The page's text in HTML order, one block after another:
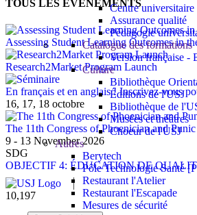
Centre universitaire
Assurance qualité
Pédagogie
Catalogue des formations
Version française -
Culture
Bibliothèque
Éditions de l'USJ
Bibliothèque de
Musées et théâtres
Choeur de l'USJ
Autres
Berytech
Pôle Technologie Santé
Restaurant l'Atelier
Restaurant l'Escapade
Mesures de sécurité
TOUS LES ÉVÉNEMENTS
Assessing Student Learning Outcomes in
Research2Market Program Launch
En français et en anglais ! Inscrivez-vous
16, 17, 18 octobre
The 11th Congress of Phoenician and
9 - 13 November 2026
SDG
OBJECTIF 4: ÉDUCATION DE
10,815